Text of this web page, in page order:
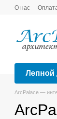
Перейти к
О нас
Лепной
ArcPalace —